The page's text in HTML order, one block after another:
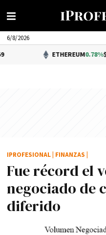
6/8/2026
ETHEREUM0.78%$1,912.46
Fue récord el
negociado de
diferido
IPROFESIONAL FINANZAS